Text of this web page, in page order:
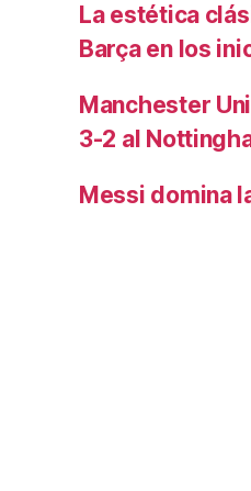
La estética
Barça en los
Manchester
3-2 al
Messi domina